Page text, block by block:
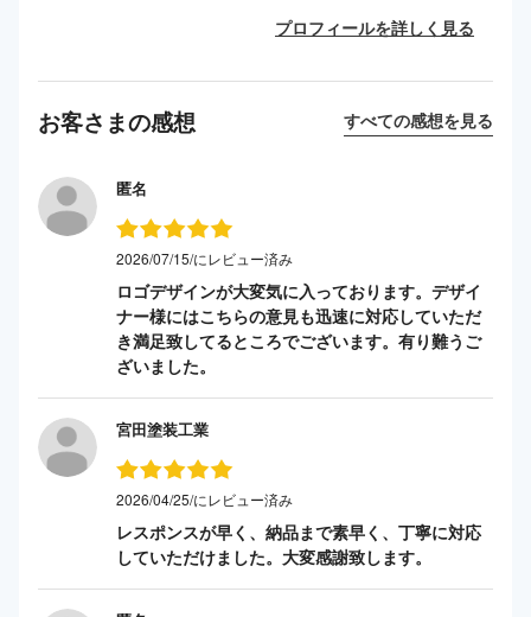
プロフィールを詳しく見る
お客さまの感想 すべての感想を見る
匿名
2026/07/15/にレビュー済み
ロゴデザインが大変気に入っております。デザイ
ナー様にはこちらの意見も迅速に対応していただ
き満足致してるところでございます。有り難うご
ざいました。
宮田塗装工業
2026/04/25/にレビュー済み
レスポンスが早く、納品まで素早く、丁寧に対応
していただけました。大変感謝致します。